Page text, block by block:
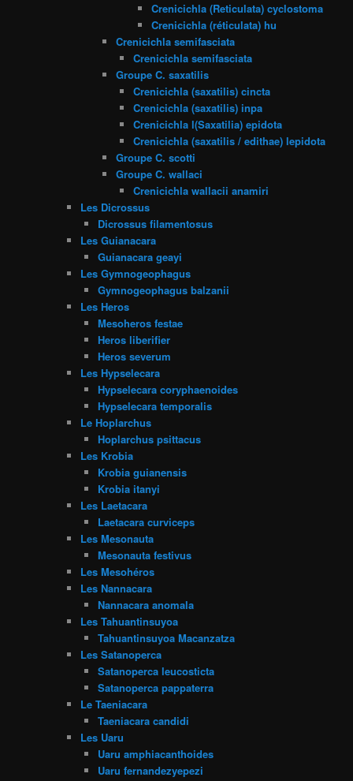
Crenicichla (Reticulata) cyclostoma
Crenicichla (réticulata) hu
Crenicichla semifasciata
Crenicichla semifasciata
Groupe C. saxatilis
Crenicichla (saxatilis) cincta
Crenicichla (saxatilis) inpa
Crenicichla l(Saxatilia) epidota
Crenicichla (saxatilis / edithae) lepidota
Groupe C. scotti
Groupe C. wallaci
Crenicichla wallacii anamiri
Les Dicrossus
Dicrossus filamentosus
Les Guianacara
Guianacara geayi
Les Gymnogeophagus
Gymnogeophagus balzanii
Les Heros
Mesoheros festae
Heros liberifier
Heros severum
Les Hypselecara
Hypselecara coryphaenoides
Hypselecara temporalis
Le Hoplarchus
Hoplarchus psittacus
Les Krobia
Krobia guianensis
Krobia itanyi
Les Laetacara
Laetacara curviceps
Les Mesonauta
Mesonauta festivus
Les Mesohéros
Les Nannacara
Nannacara anomala
Les Tahuantinsuyoa
Tahuantinsuyoa Macanzatza
Les Satanoperca
Satanoperca leucosticta
Satanoperca pappaterra
Le Taeniacara
Taeniacara candidi
Les Uaru
Uaru amphiacanthoides
Uaru fernandezyepezi